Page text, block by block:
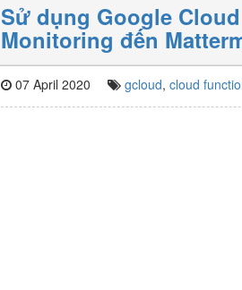
Sử dụng Google
Monitoring đến
07 April 2020 gcloud, cloud